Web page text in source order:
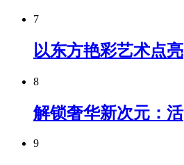
7
以东方艳彩艺术点亮
8
解锁奢华新次元：活
9